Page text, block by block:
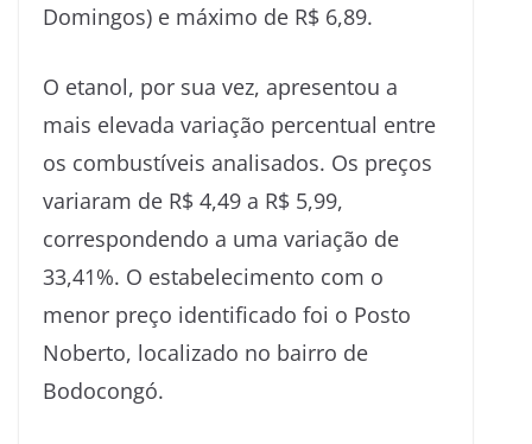
Domingos) e máximo de R$ 6,89.
O etanol, por sua vez, apresentou a
mais elevada variação percentual entre
os combustíveis analisados. Os preços
variaram de R$ 4,49 a R$ 5,99,
correspondendo a uma variação de
33,41%. O estabelecimento com o
menor preço identificado foi o Posto
Noberto, localizado no bairro de
Bodocongó.